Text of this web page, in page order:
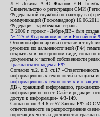
Л.Н. Левина, А.Ю. Жданов, Е.Н.
Свидетельство о регистрации СМИ
Федеральной службой по надзору в
коммуникаций (Роскомнадзор)
Федерация, зарубежные страны.
В 2006 г. проект «Дебри-ДВ» был создан
№ 125 «Об архивном деле в Российской
Основной фонд архива составляют
рукописи по дальневосточной (РФ)
открытым в электронном виде,
документы к частной собственности
Гражданского кодекса РФ
Согласно ч.2. п.3. ст.17
информационных технологий и защиты
информационных технологиях и о
ДВ», хранящий информацию, гражданско-
информации не несет. Сайт и редакция
доступ к информации» ФЗ-149.
Согласно пп.3,4,6 ст.57 Закона РФ «О
ответственности за распространение
порочащих честь и достоинство